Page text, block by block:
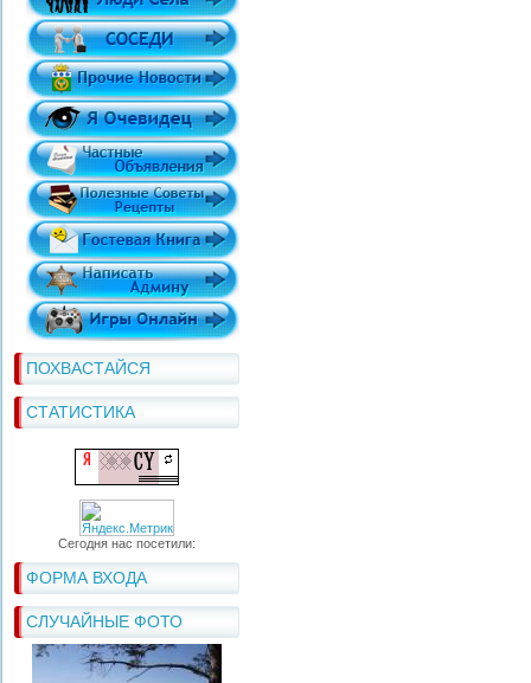
ПОХВАСТАЙСЯ
СТАТИСТИКА
Сегодня нас посетили:
ФОРМА ВХОДА
СЛУЧАЙНЫЕ ФОТО